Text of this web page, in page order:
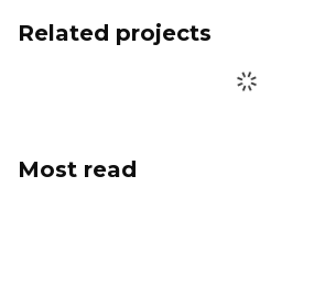
Related projects
Most read